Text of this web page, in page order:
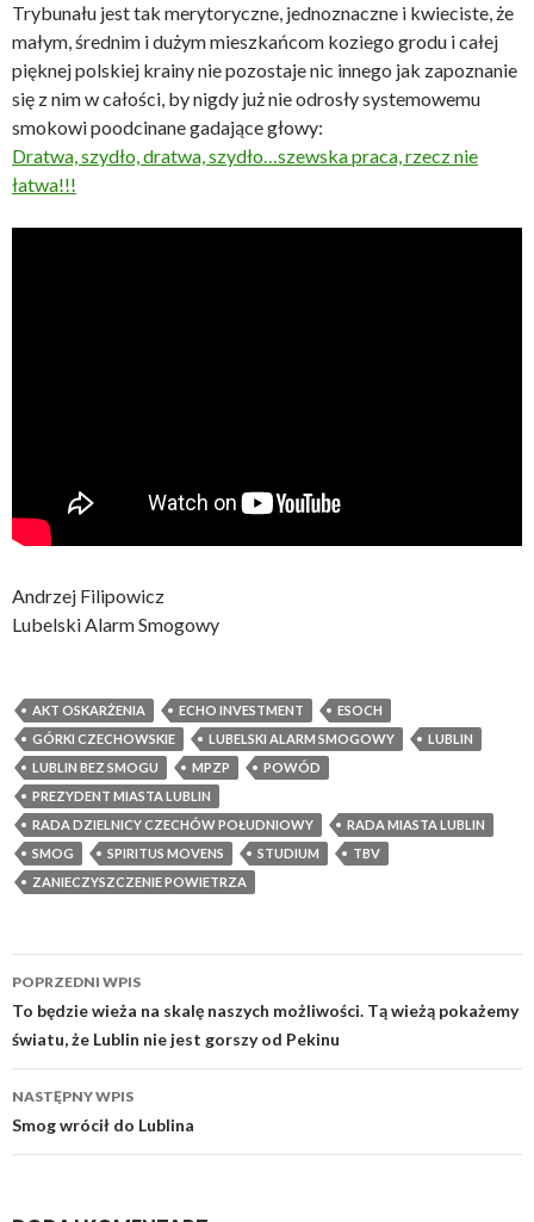
Trybunału jest tak merytoryczne, jednoznaczne i kwieciste, że
małym, średnim i dużym mieszkańcom koziego grodu i całej
pięknej polskiej krainy nie pozostaje nic innego jak zapoznanie
się z nim w całości, by nigdy już nie odrosły systemowemu
smokowi poodcinane gadające głowy:
Dratwa, szydło, dratwa, szydło…szewska praca, rzecz nie
łatwa!!!
Andrzej Filipowicz
Lubelski Alarm Smogowy
AKT OSKARŻENIA ECHO INVESTMENT
ESOCH
GÓRKI CZECHOWSKIE
LUBELSKI ALARM SMOGOWY
LUBLIN
LUBLIN BEZ SMOGU
MPZP
POWÓD
PREZYDENT MIASTA LUBLIN
RADA DZIELNICY CZECHÓW POŁUDNIOWY
RADA MIASTA LUBLIN
SMOG
SPIRITUS MOVENS STUDIUM
TBV
ZANIECZYSZCZENIE POWIETRZA
Zobacz
wpisy
POPRZEDNI WPIS
To będzie wieża na skalę naszych możliwości. Tą wieżą pokażemy
światu, że Lublin nie jest gorszy od Pekinu
NASTĘPNY WPIS
Smog wrócił do Lublina